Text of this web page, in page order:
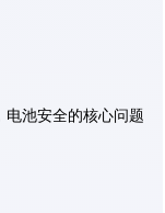
电池安全的核心问题